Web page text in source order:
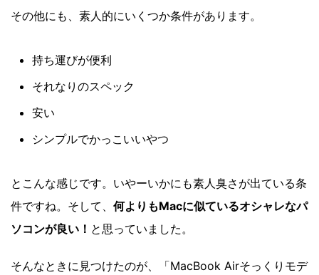
その他にも、素人的にいくつか条件があります。
持ち運びが便利
それなりのスペック
安い
シンプルでかっこいいやつ
とこんな感じです。いやーいかにも素人臭さが出ている条
件ですね。そして、 何よりもMacに似ているオシャレなパ
ソコンが良い！ と思っていました。
そんなときに見つけたのが、「MacBook Airそっくりモデ